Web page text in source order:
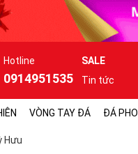
Hotline
0914951535
SALE
Tin tức
VÒNG TAY ĐÁ ĐÁ
Hưu